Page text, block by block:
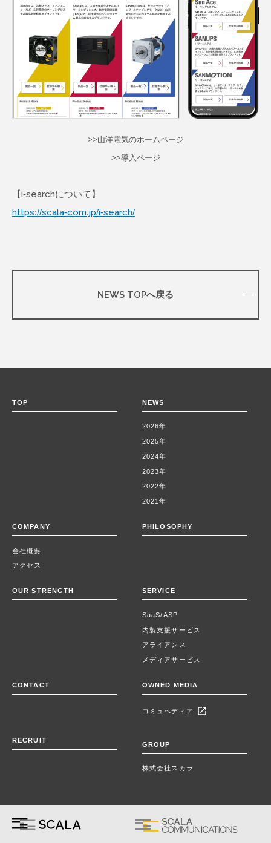
>>山洋電気のホームページ
>>導入ページ
【i-searchについて】
https://scala-com.jp/i-search/
NEWS TOPへ戻る
TOP NEWS
2026年
2025年
2024年
2023年
2022年
2021年
COMPANY
会社概要
アクセス
PHILOSOPHY
OUR STRENGTH SERVICE
SaaS/ASP
内製支援サービス
アライアンス
メディアサービス
CONTACT OWNED MEDIA
コミュペディア open_in_new
RECRUIT
GROUP
株式会社スカラ